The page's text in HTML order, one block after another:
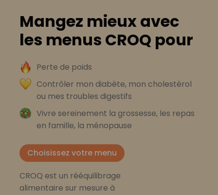
Mangez mieux avec
les menus CROQ pour
Perte de poids
Contrôler mon diabète, mon cholestérol
ou mes troubles digestifs
Vivre sereinement la grossesse, les repas
en famille, la ménopause
Choisissez votre menu
CROQ est un rééquilibrage
alimentaire sur mesure à